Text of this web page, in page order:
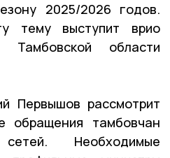
2025/2026 годов.
тему выступит врио
Тамбовской области
Первышов рассмотрит
обращения тамбовчан
Необходимые